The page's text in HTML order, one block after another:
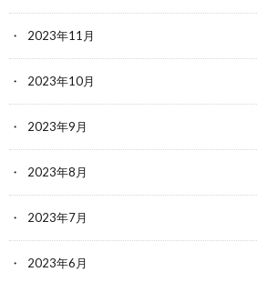
2023年11月
2023年10月
2023年9月
2023年8月
2023年7月
2023年6月